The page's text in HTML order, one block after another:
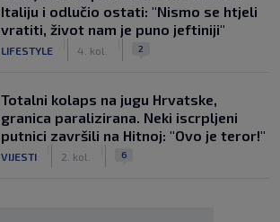
Italiju i odlučio ostati: "Nismo se htjeli
vratiti, život nam je puno jeftiniji"
LIFESTYLE 4. kol. 2
Totalni kolaps na jugu Hrvatske,
granica paralizirana. Neki iscrpljeni
putnici završili na Hitnoj: "Ovo je teror!"
VIJESTI 2. kol. 6